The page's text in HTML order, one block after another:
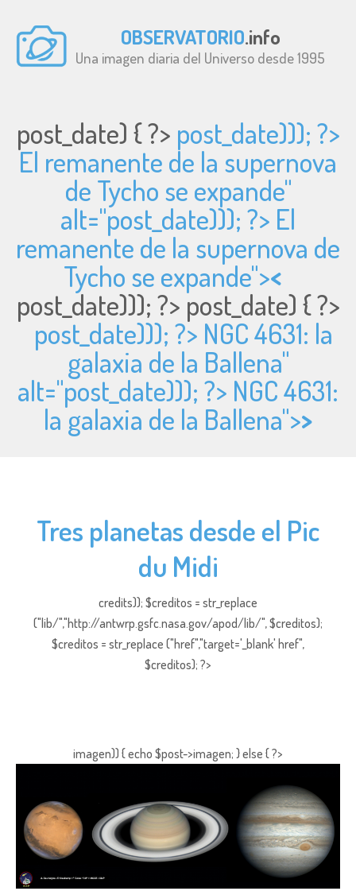
OBSERVATORIO.info
Una imagen diaria del Universo desde 1995
post_date) { ?> post_date))); ?>
El remanente de la supernova
de Tycho se expande"
alt="post_date))); ?> El
remanente de la supernova de
Tycho se expande"><
post_date))); ?> post_date) { ?>
post_date))); ?> NGC 4631: la
galaxia de la Ballena"
alt="post_date))); ?> NGC 4631:
la galaxia de la Ballena">>
Tres planetas desde el Pic
du Midi
credits)); $creditos = str_replace
("lib/","http://antwrp.gsfc.nasa.gov/apod/lib/", $creditos);
$creditos = str_replace ("href","target='_blank' href",
$creditos); ?>
imagen)) { echo $post->imagen; } else { ?>